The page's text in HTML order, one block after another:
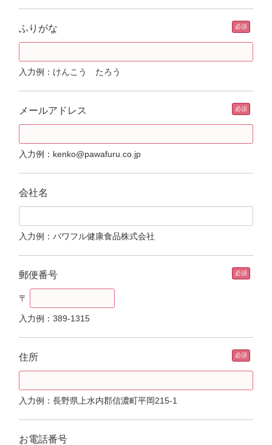
ふりがな
入力例：けんこう たろう
メールアドレス
入力例：kenko@pawafuru.co.jp
会社名
入力例：パワフル健康食品株式会社
郵便番号
〒
入力例：389-1315
住所
入力例：長野県上水内郡信濃町平岡215-1
お電話番号